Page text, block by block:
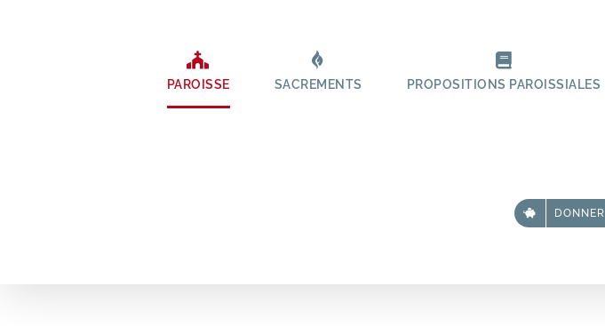
PAROISSE SACREMENTS PROPOSITIONS PAROISSIALES
DONNER